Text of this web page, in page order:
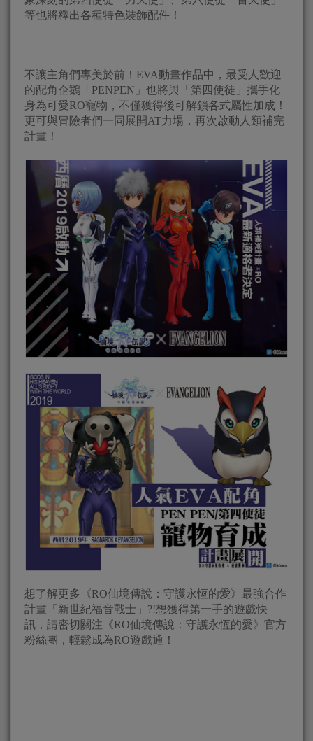
等也將釋出各種特色裝飾配件！
不讓主角們專美於前！EVA動畫作品中，最受人歡迎
的配角企鵝「PENPEN」也將與「第四使徒」攜手化
身為可愛RO寵物，不僅獲得後可解鎖各式屬性加成！
更可與冒險者們一同展開AT力場，再次啟動人類補完
計畫！
想了解更多《RO仙境傳說：守護永恆的愛》最強合作
計畫「新世紀福音戰士」?!想獲得第一手的遊戲快
訊，請密切關注《RO仙境傳說：守護永恆的愛》官方
粉絲團，輕鬆成為RO遊戲通！